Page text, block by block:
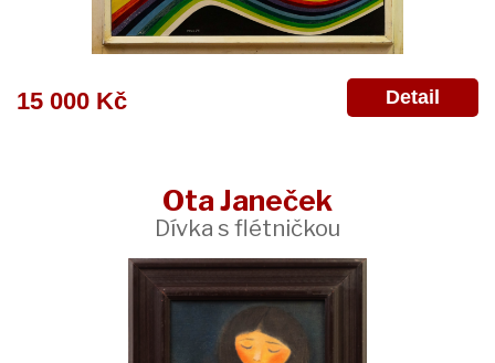
15 000 Kč Detail
Ota Janeček
Dívka s flétničkou